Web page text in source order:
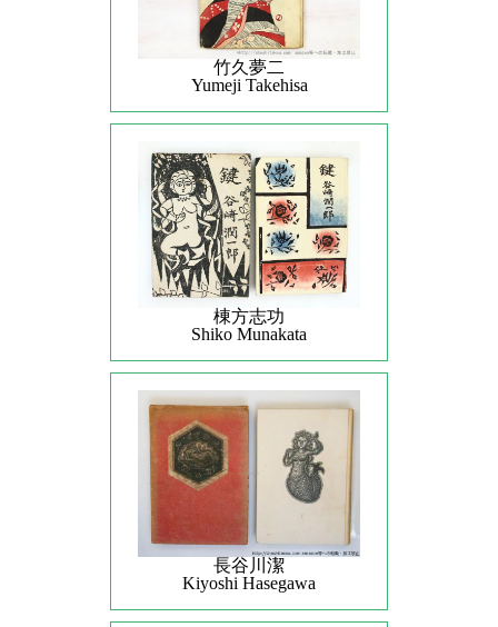
竹久夢二
Yumeji Takehisa
棟方志功
Shiko Munakata
長谷川潔
Kiyoshi Hasegawa